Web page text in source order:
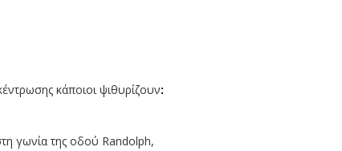
κάποιοι ψιθυρίζουν:
γωνία της οδού Randolph,